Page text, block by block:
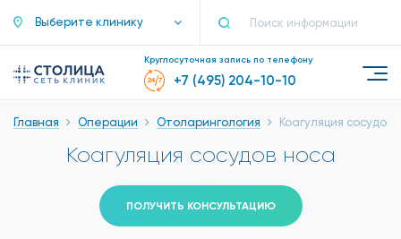
Выберите клинику
Круглосуточная запись по телефону
+7 (495) 204-10-10
Главная Операции Отоларингология Коагуляция сосудов
Коагуляция сосудов носа
ПОЛУЧИТЬ КОНСУЛЬТАЦИЮ